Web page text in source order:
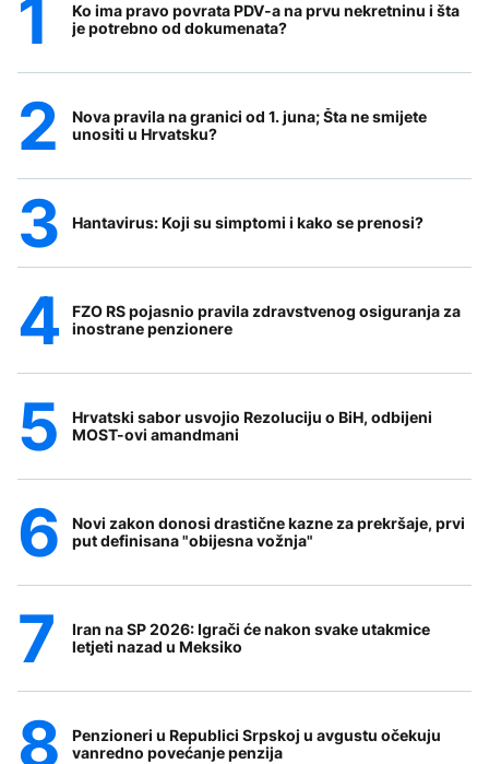
Ko ima pravo povrata PDV-a na prvu nekretninu i šta
je potrebno od dokumenata?
Nova pravila na granici od 1. juna; Šta ne smijete
unositi u Hrvatsku?
Hantavirus: Koji su simptomi i kako se prenosi?
FZO RS pojasnio pravila zdravstvenog osiguranja za
inostrane penzionere
Hrvatski sabor usvojio Rezoluciju o BiH, odbijeni
MOST-ovi amandmani
Novi zakon donosi drastične kazne za prekršaje, prvi
put definisana "obijesna vožnja"
Iran na SP 2026: Igrači će nakon svake utakmice
letjeti nazad u Meksiko
Penzioneri u Republici Srpskoj u avgustu očekuju
vanredno povećanje penzija